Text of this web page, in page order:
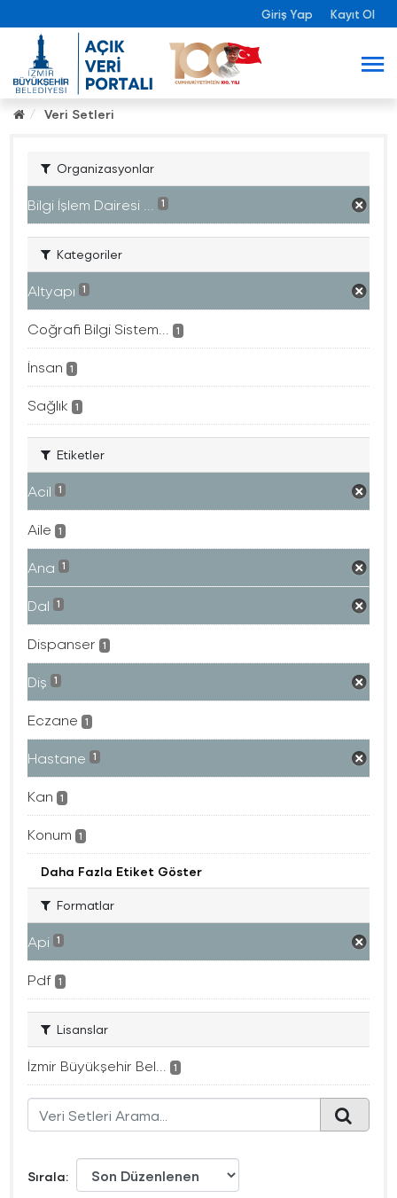
Giriş Yap Kayıt Ol
Veri Setleri
Organizasyonlar
Bilgi İşlem Dairesi ... 1
Kategoriler
Altyapı 1
Coğrafi Bilgi Sistem... 1
İnsan 1
Sağlık 1
Etiketler
Acil 1
Aile 1
Ana 1
Dal 1
Dispanser 1
Diş 1
Eczane 1
Hastane 1
Kan 1
Konum 1
Daha Fazla Etiket Göster
Formatlar
Api 1
Pdf 1
Lisanslar
İzmir Büyükşehir Bel... 1
Sırala